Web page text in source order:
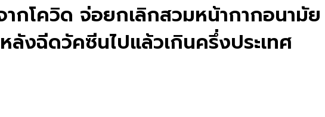
ากโควิด จ่อยกเลิกสวมหน้ากากอนามัย
ลังฉีดวัคซีนไปแล้วเกินครึ่งประเทศ